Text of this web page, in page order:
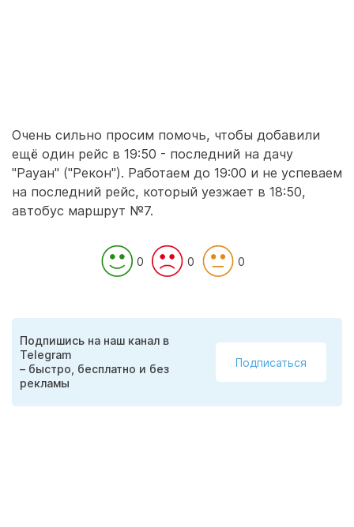
Очень сильно просим помочь, чтобы добавили
ещё один рейс в 19:50 - последний на дачу
"Рауан" ("Рекон"). Работаем до 19:00 и не успеваем
на последний рейс, который уезжает в 18:50,
автобус маршрут №7.
0 0 0
Подпишись на наш канал в
Telegram
– быстро, бесплатно и без
рекламы
Подписаться